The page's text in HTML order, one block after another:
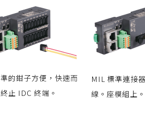
的鉗子方便，快速而
止 IDC 終端。
MIL 標準連接
線。座模組上。